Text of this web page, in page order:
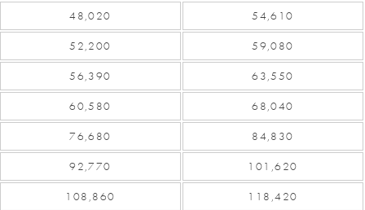
48,020 54,610
52,200 59,080
56,390 63,550
60,580 68,040
76,680 84,830
92,770 101,620
108,860 118,420